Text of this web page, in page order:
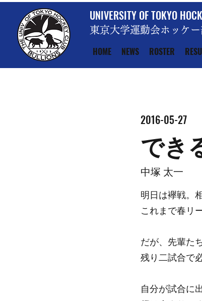
UNIVERSITY OF TOKYO
東京大学運動会ホッケー
HOME NEWS ROSTER
2016-05-27
でき
中塚 太一
明日は襷戦。
これまで春リ
だが、先輩た
残り二試合で
自分が試合に